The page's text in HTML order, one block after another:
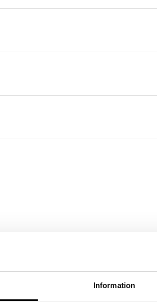
Information
finns även i en